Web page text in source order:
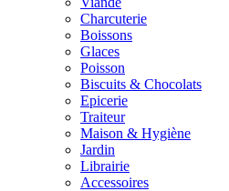
Charcuterie
Boissons
Glaces
Poisson
Biscuits & Chocolats
Epicerie
Traiteur
Maison & Hygiène
Jardin
Librairie
Accessoires